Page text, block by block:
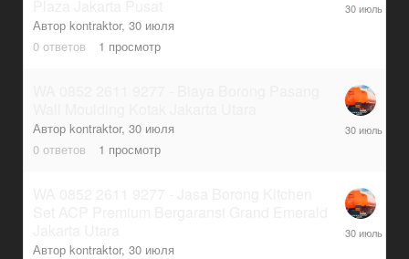
Автор kontraktor, 30 июля
0 ответов 1 просмотр
июля
Автор kontraktor, 30 июля
0 ответов 1 просмотр
30
июля
Автор kontraktor, 30 июля
30
июля